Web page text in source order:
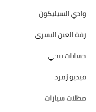
وادي السيليكون
رفة العين اليسرى
حسابات ببجي
فيديو زمرد
مظلات سيارات